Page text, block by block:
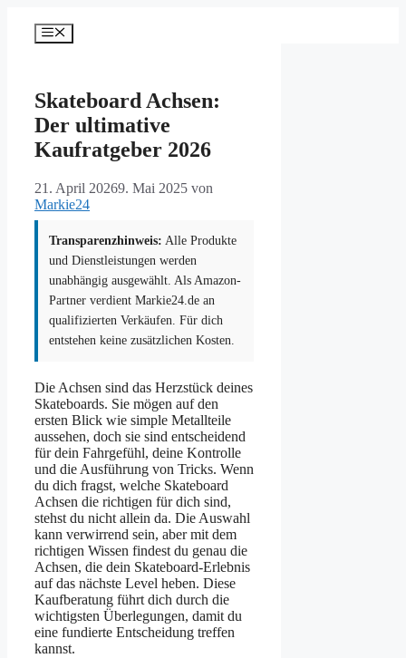
Inhalt
springen
Menü
Skateboard Achsen:
Der ultimative
Kaufratgeber 2026
21. April 20269. Mai 2025 von
Markie24
Transparenzhinweis: Alle Produkte
und Dienstleistungen werden
unabhängig ausgewählt. Als Amazon-
Partner verdient Markie24.de an
qualifizierten Verkäufen. Für dich
entstehen keine zusätzlichen Kosten.
Die Achsen sind das Herzstück deines
Skateboards. Sie mögen auf den
ersten Blick wie simple Metallteile
aussehen, doch sie sind entscheidend
für dein Fahrgefühl, deine Kontrolle
und die Ausführung von Tricks. Wenn
du dich fragst, welche Skateboard
Achsen die richtigen für dich sind,
stehst du nicht allein da. Die Auswahl
kann verwirrend sein, aber mit dem
richtigen Wissen findest du genau die
Achsen, die dein Skateboard-Erlebnis
auf das nächste Level heben. Diese
Kaufberatung führt dich durch die
wichtigsten Überlegungen, damit du
eine fundierte Entscheidung treffen
kannst.